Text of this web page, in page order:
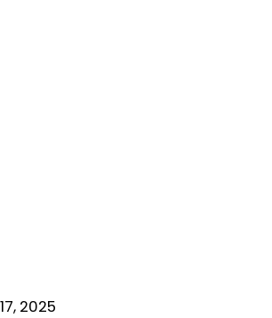
2025